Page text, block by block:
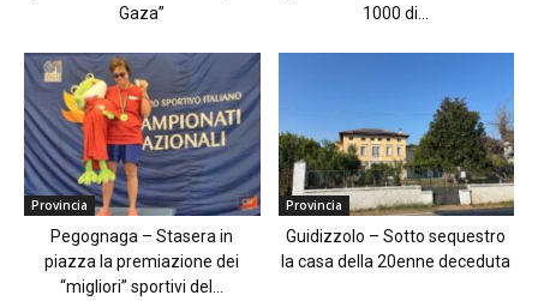
Gaza”
1000 di...
Provincia
Pegognaga – Stasera in
piazza la premiazione dei
“migliori” sportivi del...
Provincia
Guidizzolo – Sotto sequestro
la casa della 20enne deceduta